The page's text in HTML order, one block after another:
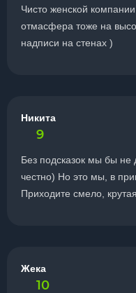
Чисто женской
отмасфера тоже на
надписи на стенах )
Никита
9
Без подсказок мы бы
честно) Но это мы, в
Приходите смело,
Жека
10